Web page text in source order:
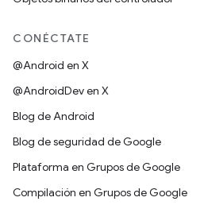
CONÉCTATE
@Android en X
@AndroidDev en X
Blog de Android
Blog de seguridad de Google
Plataforma en Grupos de Google
Compilación en Grupos de Google